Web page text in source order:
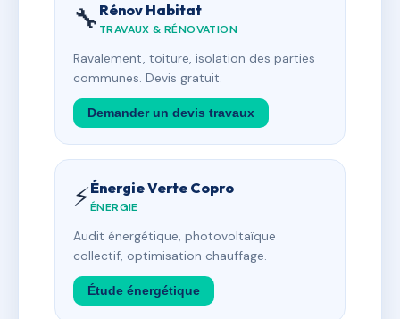
🔧 Rénov Habitat
TRAVAUX & RÉNOVATION
Ravalement, toiture, isolation des parties
communes. Devis gratuit.
Demander un devis travaux
⚡Énergie Verte Copro
ÉNERGIE
Audit énergétique, photovoltaïque
collectif, optimisation chauffage.
Étude énergétique